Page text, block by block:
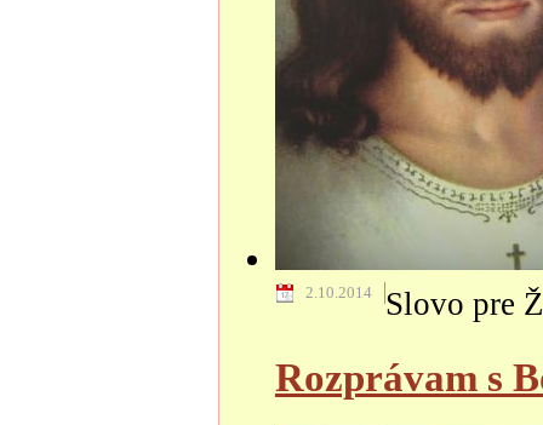
Slovo pre
2.10.2014
Rozprávam s